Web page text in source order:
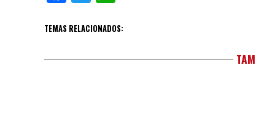
TEMAS RELACIONADOS: